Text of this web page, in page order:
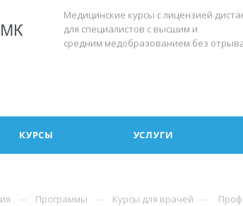
Медицинские курсы с лицензией
для специалистов с высшим и
средним медобразованием без
КУРСЫ УСЛУГИ
Программы Курсы для врачей